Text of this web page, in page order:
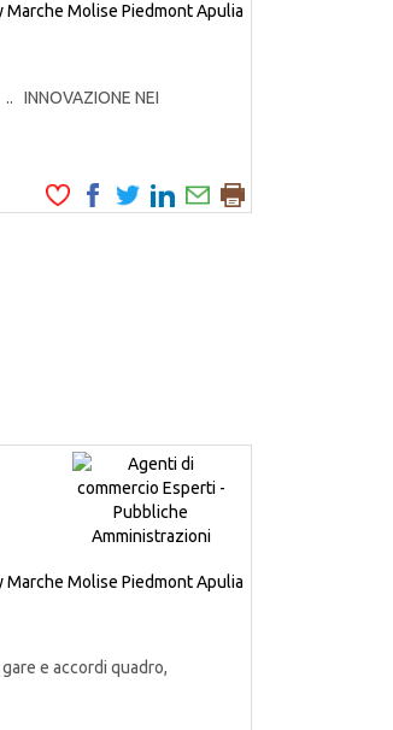
Marche Molise PiedmontApulia
INNOVAZIONE NEI
Marche Molise PiedmontApulia
e accordi quadro,